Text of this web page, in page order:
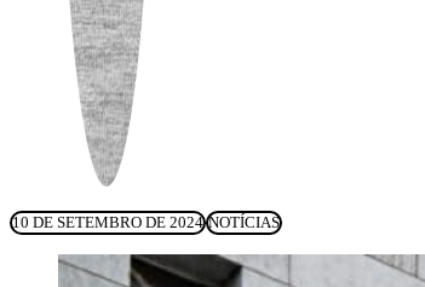
10 DE SETEMBRO DE 2024 NOTÍCIAS